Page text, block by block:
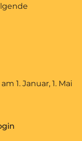
1. Januar, 1. Mai